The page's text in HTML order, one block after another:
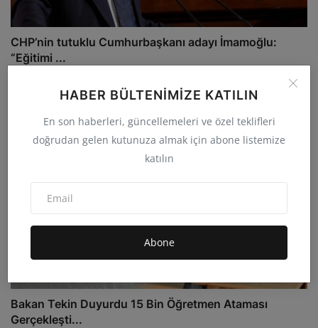
HABER BÜLTENIMIZE KATILIN
En son haberleri, güncellemeleri ve özel teklifleri
doğrudan gelen kutunuza almak için abone listemize
katılın
Abone
CHP’nin tutuklu Cumhurbaşkanı adayı İmamoğlu:
“Eğitimi ...
Bakan Tekin Duyurdu 15 Bin Öğretmen Ataması
Gerçekleşti...